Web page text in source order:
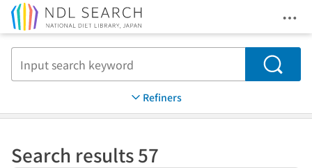
Search
Refiners
Search results 57